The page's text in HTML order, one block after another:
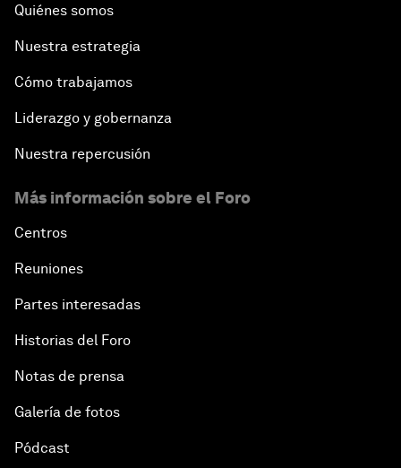
Quiénes somos
Nuestra estrategia
Cómo trabajamos
Liderazgo y gobernanza
Nuestra repercusión
Más información sobre el Foro
Centros
Reuniones
Partes interesadas
Historias del Foro
Notas de prensa
Galería de fotos
Pódcast